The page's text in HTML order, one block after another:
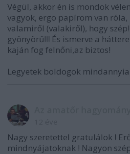
Végül, akkor én is mondok
vagyok, ergo papírom van
valamiről (valakiről), hogy
gyönyörű!!! És ismerve a
kaján fog felnőni,az biztos!
Legyetek boldogok
Nagy szeretettel gratulálok !
mindnyájatoknak ! Nagyon